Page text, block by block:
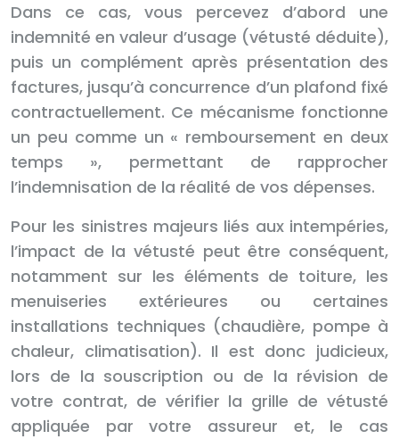
Dans ce cas, vous percevez d’abord une
indemnité en valeur d’usage (vétusté déduite),
puis un complément après présentation des
factures, jusqu’à concurrence d’un plafond fixé
contractuellement. Ce mécanisme fonctionne
un peu comme un « remboursement en deux
temps », permettant de rapprocher
l’indemnisation de la réalité de vos dépenses.
Pour les sinistres majeurs liés aux intempéries,
l’impact de la vétusté peut être conséquent,
notamment sur les éléments de toiture, les
menuiseries extérieures ou certaines
installations techniques (chaudière, pompe à
chaleur, climatisation). Il est donc judicieux,
lors de la souscription ou de la révision de
votre contrat, de vérifier la grille de vétusté
appliquée par votre assureur et, le cas